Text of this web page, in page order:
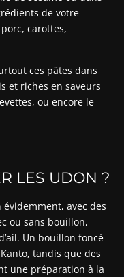
de votre
carottes,
ces pâtes dans
et riches en saveurs
ou encore le
LES UDON ?
avec des
ou sans bouillon,
Un bouillon foncé
tandis que des
une préparation à la